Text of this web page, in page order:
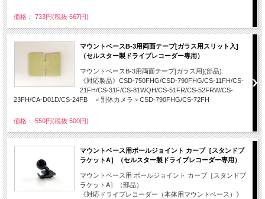
価格： 733円(税抜 667円)
マウントベースB-3用両面テープ[ガラス用スリット入]
（セルスター製ドライブレコーダー専用）
マウントベースB-3用両面テープ[ガラス用](部品)
《対応製品》CSD-750FHG/CSD-790FHG/CS-11FH/CS-
21FH/CS-31F/CS-81WQH/CS-51FR/CS-52FRW/CS-
23FH/CA-D01D/CS-24FB ＜別体カメラ＞CSD-790FHG/CS-72FH
価格： 550円(税抜 500円)
マウントベース用ボールジョイント カーブ［スタンドブ
ラケットA］（セルスター製ドライブレコーダー専用）
マウントベース用 ボールジョイント カーブ［スタンドブ
ラケットA］（部品）
《対応ドライブレコーダー（本体用マウントベース）》